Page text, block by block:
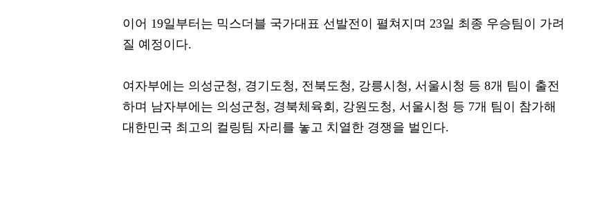
이어 19일부터는 믹스더블 국가대표 선발전이 펼쳐지며 23일 최종 우승팀이 가려
질 예정이다.
여자부에는 의성군청, 경기도청, 전북도청, 강릉시청, 서울시청 등 8개 팀이 출전
하며 남자부에는 의성군청, 경북체육회, 강원도청, 서울시청 등 7개 팀이 참가해
대한민국 최고의 컬링팀 자리를 놓고 치열한 경쟁을 벌인다.